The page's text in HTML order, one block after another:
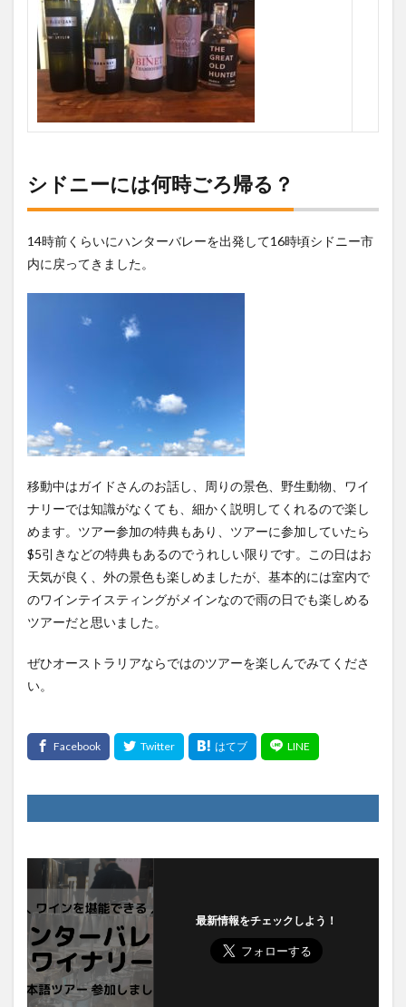
シドニーには何時ごろ帰る？
14時前くらいにハンターバレーを出発して16時頃シドニー市
内に戻ってきました。
移動中はガイドさんのお話し、周りの景色、野生動物、 ワイ
ナリーでは知識がなくても、細かく説明してくれるので楽し
めます。 ツアー参加の特典もあり、 ツアーに参加していたら
$5引きなどの特典もあるのでうれしい限りです。この日はお
天気が良く、外の景色も楽しめましたが、基本的には室内で
のワインテイスティングがメインなので雨の日でも楽しめる
ツアーだと思いました。
ぜひオーストラリアならではのツアーを楽しんでみてくださ
い。
最新情報をチェックしよう！